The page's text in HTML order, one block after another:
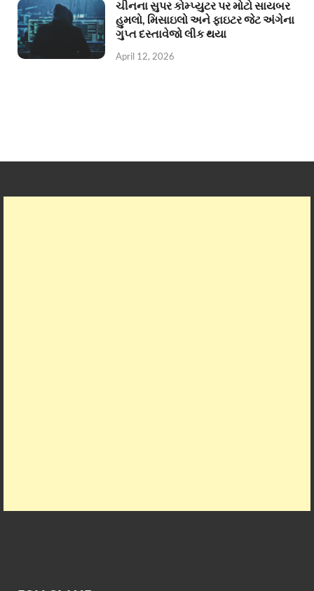
ચીનના સુપર કોમ્પ્યુટર પર મોટો સાયબર
હુમલો, મિસાઇલો અને ફાઇટર જેટ અંગેના
ગુપ્ત દસ્તાવેજો લીક થયા
April 12, 2026